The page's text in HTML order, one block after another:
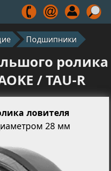
Подшипники
ролика
/ TAU-R
ловителя
28 мм